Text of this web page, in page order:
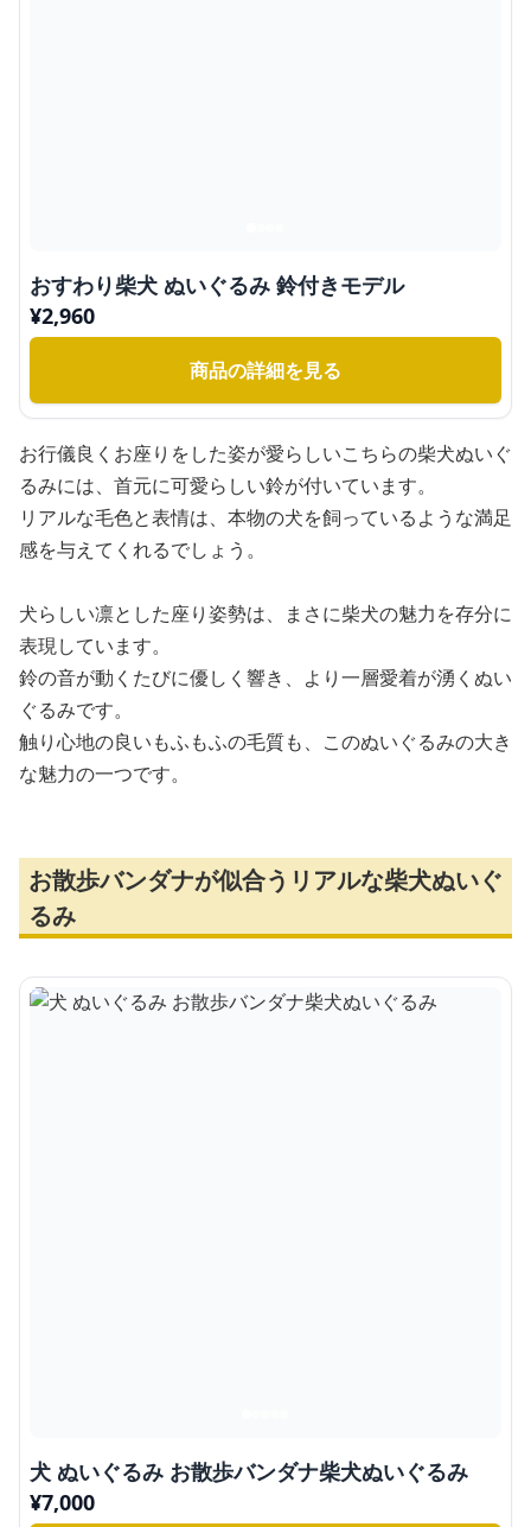
おすわり柴犬 ぬいぐるみ 鈴付きモデル
¥2,960
商品の詳細を見る
お行儀良くお座りをした姿が愛らしいこちらの柴犬ぬいぐ
るみには、首元に可愛らしい鈴が付いています。
リアルな毛色と表情は、本物の犬を飼っているような満足
感を与えてくれるでしょう。
犬らしい凛とした座り姿勢は、まさに柴犬の魅力を存分に
表現しています。
鈴の音が動くたびに優しく響き、より一層愛着が湧くぬい
ぐるみです。
触り心地の良いもふもふの毛質も、このぬいぐるみの大き
な魅力の一つです。
お散歩バンダナが似合うリアルな柴犬ぬいぐ
るみ
犬 ぬいぐるみ お散歩バンダナ柴犬ぬいぐるみ
¥7,000